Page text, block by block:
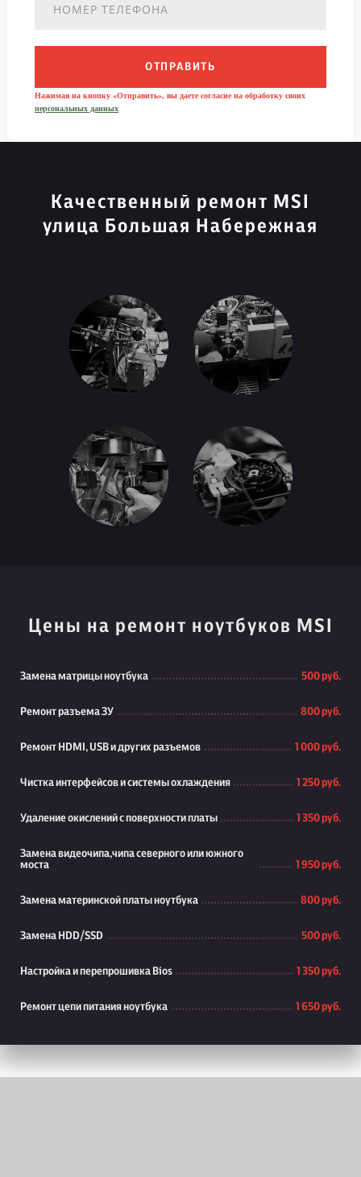
ОТПРАВИТЬ
Нажимая на кнопку «Отправить», вы даете согласие на обработку своих
персональных данных
Качественный ремонт MSI
улица Большая Набережная
Цены на ремонт ноутбуков MSI
Замена матрицы ноутбука 500 руб.
Ремонт разъема ЗУ 800 руб.
Ремонт HDMI, USB и других разъемов 1 000 руб.
Чистка интерфейсов и системы охлаждения 1 250 руб.
Удаление окислений с поверхности платы 1 350 руб.
Замена видеочипа,чипа северного или южного
моста
1 950 руб.
Замена материнской платы ноутбука 800 руб.
Замена HDD/SSD 500 руб.
Настройка и перепрошивка Bios 1 350 руб.
Ремонт цепи питания ноутбука 1 650 руб.